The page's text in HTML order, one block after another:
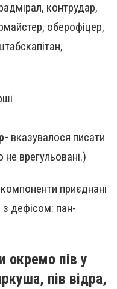
контрудар,
оберофіцер,
вказувалося писати
врегульовані.)
приєднані
з дефісом: пан-
окремо пів у
пів відра,